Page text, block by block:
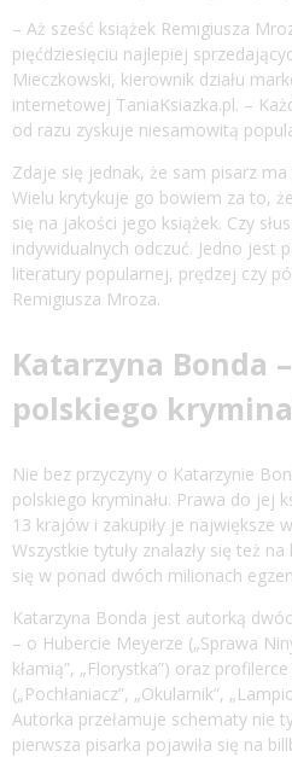
– Aż sześć książek Remigiusza
pięćdziesięciu najlepiej
Mieczkowski, kierownik działu
internetowej TaniaKsiazka.pl. –
od razu zyskuje niesamowitą
Zdaje się jednak, że sam pisarz
Wielu krytykuje go bowiem za to,
się na jakości jego książek. Czy
indywidualnych odczuć. Jedno jest
literatury popularnej, prędzej czy
Remigiusza Mroza.
Katarzyna Bonda
polskiego
Nie bez przyczyny o Katarzynie
polskiego kryminału. Prawa do jej
13 krajów i zakupiły je największe
Wszystkie tytuły znalazły się też
się w ponad dwóch milionach
Katarzyna Bonda jest autorką
– o Hubercie Meyerze („Sprawa
kłamią”, „Florystka”) oraz
(„Pochłaniacz”, „Okularnik”,
Autorka przełamuje schematy nie
pierwsza pisarka pojawiła się na